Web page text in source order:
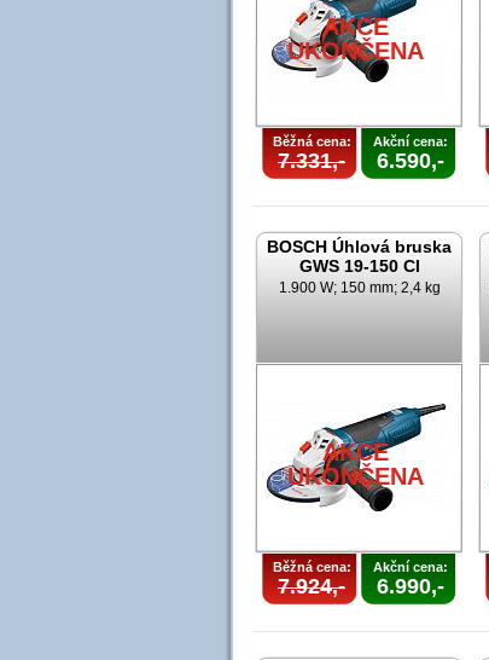
AKCE
UKONČENA
Běžná cena:
7.331,-
Akční cena:
6.590,-
BOSCH Úhlová bruska
GWS 19-150 CI
1.900 W; 150 mm; 2,4 kg
AKCE
UKONČENA
Běžná cena:
7.924,-
Akční cena:
6.990,-